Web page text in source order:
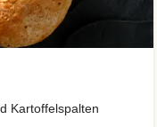
Kartoffelspalten